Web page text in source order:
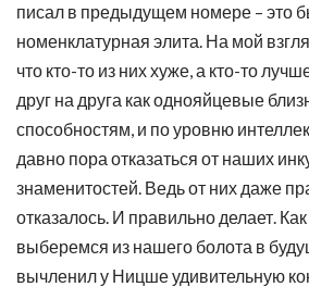
писал в предыдущем номере – это
номенклатурная элита. На мой
что кто-то из них хуже, а кто-то
друг на друга как однояйцевые
способностям, и по уровню
давно пора отказаться от наших
знаменитостей. Ведь от них даже
отказалось. И правильно делает.
выберемся из нашего болота в
вычленил у Ницше удивительную